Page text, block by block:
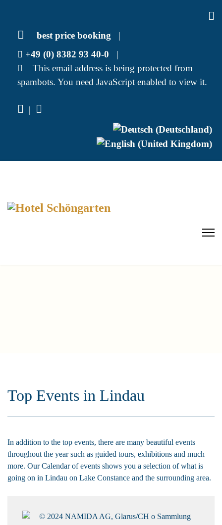
best price booking |
+49 (0) 8382 93 40-0
|
This email address is being protected from
spambots. You need JavaScript enabled to view it.
|
Top Events in Lindau
In addition to the top events, there are many beautiful events
throughout the year such as guided tours, exhibitions and much
more. Our Calendar of events shows you a selection of what is
going on in Lindau on Lake Constance and the surrounding area.